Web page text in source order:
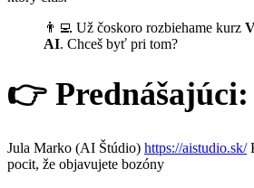
👨‍💻 Už čoskoro rozbiehame kurz
AI. Chceš byť pri tom?
👉 Prednášajúci:
Jula Marko (AI Štúdio) https://aistudio.sk/
pocit, že objavujete bozóny